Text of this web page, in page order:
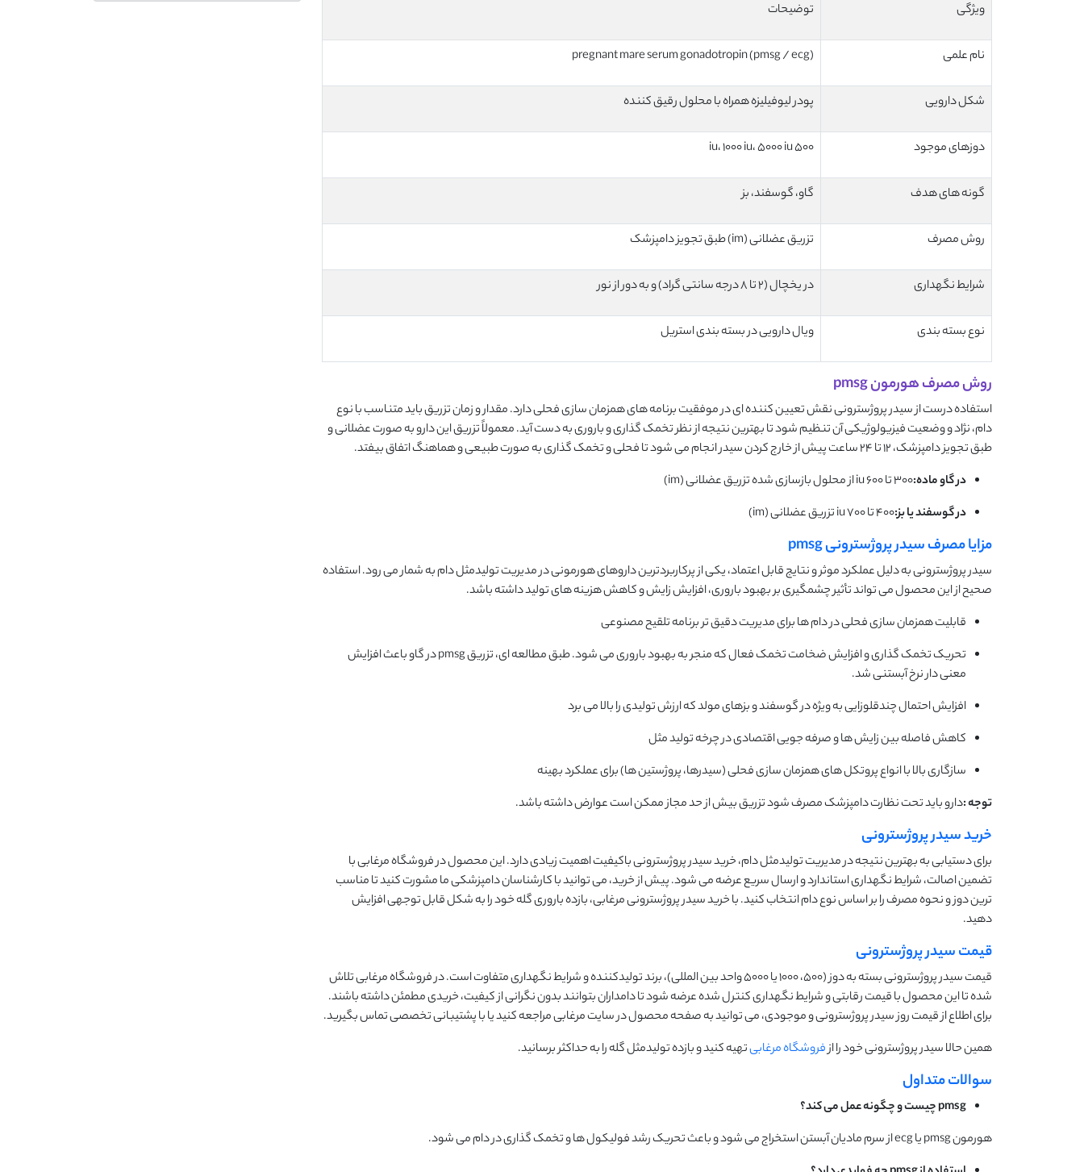
ویژگی توضیحات
نام علمی pregnant mare serum gonadotropin (pmsg / ecg)
شکل دارویی پودر لیوفیلیزه همراه با محلول رقیق کننده
دوزهای موجود 500 iu، 1000 iu، 5000 iu
گونه های هدف گاو، گوسفند، بز
روش مصرف تزریق عضلانی (im) طبق تجویز دامپزشک
شرایط نگهداری در یخچال (۲ تا ۸ درجه سانتی گراد) و به دور از نور
نوع بسته بندی ویال دارویی در بسته بندی استریل
روش مصرف هورمون pmsg
استفاده درست از سیدر پروژسترونی نقش تعیین کننده ای در موفقیت برنامه های همزمان سازی فحلی دارد. مقدار و زمان تزریق باید متناسب با نوع
دام، نژاد و وضعیت فیزیولوژیکی آن تنظیم شود تا بهترین نتیجه از نظر تخمک گذاری و باروری به دست آید. معمولاً تزریق این دارو به صورت عضلانی و
طبق تجویز دامپزشک، ۱۲ تا ۲۴ ساعت پیش از خارج کردن سیدر انجام می شود تا فحلی و تخمک گذاری به صورت طبیعی و هماهنگ اتفاق بیفتد.
در گاو ماده:۳۰۰ تا ۶۰۰ iu از محلول بازسازی شده تزریق عضلانی (im)
در گوسفند یا بز:۴۰۰ تا ۷۰۰ iu تزریق عضلانی (im)
مزایا مصرف سیدر پروژسترونی pmsg
سیدر پروژسترونی به دلیل عملکرد موثر و نتایج قابل اعتماد، یکی از پرکاربردترین داروهای هورمونی در مدیریت تولیدمثل دام به شمار می رود. استفاده
صحیح از این محصول می تواند تأثیر چشمگیری بر بهبود باروری، افزایش زایش و کاهش هزینه های تولید داشته باشد.
قابلیت همزمان سازی فحلی در دام ها برای مدیریت دقیق تر برنامه تلقیح مصنوعی
تحریک تخمک گذاری و افزایش ضخامت تخمک فعال که منجر به بهبود باروری می شود. طبق مطالعه ای، تزریق pmsg در گاو باعث افزایش
معنی دار نرخ آبستنی شد.
افزایش احتمال چندقلوزایی به ویژه در گوسفند و بزهای مولد که ارزش تولیدی را بالا می برد
کاهش فاصله بین زایش ها و صرفه جویی اقتصادی در چرخه تولید مثل
سازگاری بالا با انواع پروتکل های همزمان سازی فحلی (سیدرها، پروژستین ها) برای عملکرد بهینه
توجه:دارو باید تحت نظارت دامپزشک مصرف شود تزریق بیش از حد مجاز ممکن است عوارض داشته باشد.
خرید سیدر پروژسترونی
برای دستیابی به بهترین نتیجه در مدیریت تولیدمثل دام، خرید سیدر پروژسترونی باکیفیت اهمیت زیادی دارد. این محصول در فروشگاه مرغابی با
تضمین اصالت، شرایط نگهداری استاندارد و ارسال سریع عرضه می شود. پیش از خرید، می توانید با کارشناسان دامپزشکی ما مشورت کنید تا مناسب
ترین دوز و نحوه مصرف را بر اساس نوع دام انتخاب کنید. با خرید سیدر پروژسترونی مرغابی، بازده باروری گله خود را به شکل قابل توجهی افزایش
دهید.
قیمت سیدر پروژسترونی
قیمت سیدر پروژسترونی بسته به دوز (۵۰۰، ۱۰۰۰ یا ۵۰۰۰ واحد بین المللی)، برند تولیدکننده و شرایط نگهداری متفاوت است. در فروشگاه مرغابی تلاش
شده تا این محصول با قیمت رقابتی و شرایط نگهداری کنترل شده عرضه شود تا دامداران بتوانند بدون نگرانی از کیفیت، خریدی مطمئن داشته باشند.
برای اطلاع از قیمت روز سیدر پروژسترونی و موجودی، می توانید به صفحه محصول در سایت مرغابی مراجعه کنید یا با پشتیبانی تخصصی تماس بگیرید.
همین حالا سیدر پروژسترونی خود را ازفروشگاه مرغابیتهیه کنید و بازده تولیدمثل گله را به حداکثر برسانید.
سوالات متداول
pmsgچیست و چگونه عمل می کند؟
هورمون pmsg یا ecg از سرم مادیان آبستن استخراج می شود و باعث تحریک رشد فولیکول ها و تخمک گذاری در دام می شود.